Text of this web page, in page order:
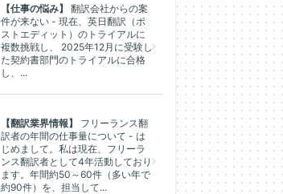
【仕事の悩み】
翻訳会社からの案
件が来ない - 現在、英日翻訳（ポ
ストエディット）のトライアルに
複数挑戦し、 2025年12月に受験し
た契約書部門のトライアルに合格
し、...
【翻訳業界情報】
フリーランス翻
訳者の年間の仕事量について - は
じめまして。私は現在、フリーラ
ンス翻訳者として4年活動しており
ます。年間約50～60件（多い年で
約90件）を、担当して...